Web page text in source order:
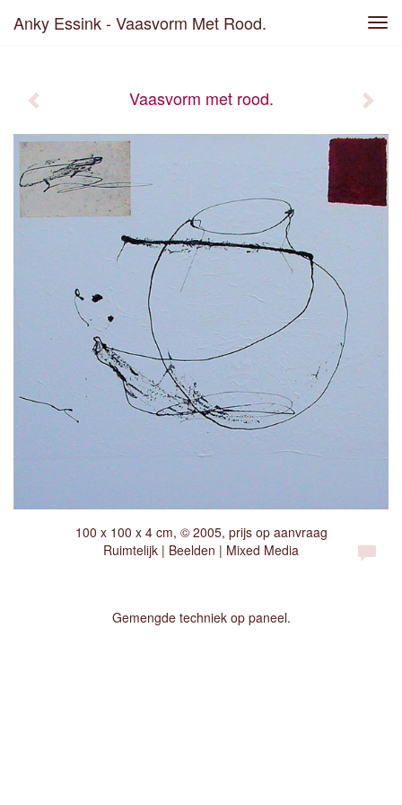
Anky Essink - Vaasvorm Met Rood.
Vaasvorm met rood.
100 x 100 x 4 cm, © 2005, prijs op aanvraag
Ruimtelijk | Beelden | Mixed Media
Gemengde techniek op paneel.